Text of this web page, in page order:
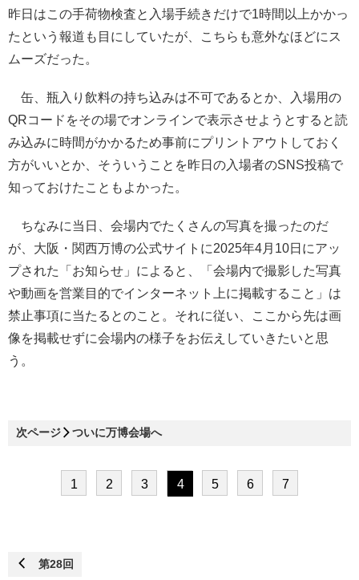
昨日はこの手荷物検査と入場手続きだけで1時間以上かかっ
たという報道も目にしていたが、こちらも意外なほどにス
ムーズだった。
缶、瓶入り飲料の持ち込みは不可であるとか、入場用の
QRコードをその場でオンラインで表示させようとすると読
み込みに時間がかかるため事前にプリントアウトしておく
方がいいとか、そういうことを昨日の入場者のSNS投稿で
知っておけたこともよかった。
ちなみに当日、会場内でたくさんの写真を撮ったのだ
が、大阪・関西万博の公式サイトに2025年4月10日にアッ
プされた「お知らせ」によると、「会場内で撮影した写真
や動画を営業目的でインターネット上に掲載すること」は
禁止事項に当たるとのこと。それに従い、ここから先は画
像を掲載せずに会場内の様子をお伝えしていきたいと思
う。
次ページ ついに万博会場へ
1 2 3 4 5 6 7
第28回